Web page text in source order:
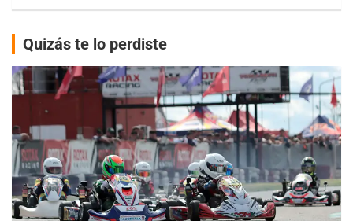
Quizás te lo perdiste